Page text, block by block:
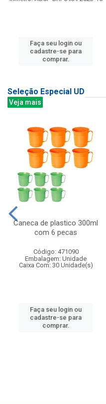
Faça seu login ou
cadastre-se para
comprar.
Seleção Especial UD
Veja mais
Caneca de plastico 300ml
com 6 pecas
Código: 471090
Embalagem: Unidade
Caixa Com: 30 Unidade(s)
Faça seu login ou
cadastre-se para
comprar.